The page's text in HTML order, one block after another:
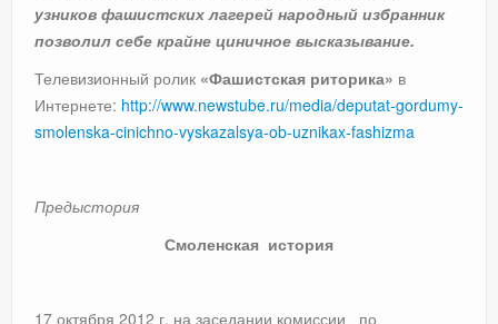
узников фашистских лагерей народный избранник
позволил себе крайне циничное высказывание.
Телевизионный ролик «Фашистская риторика» в
Интернете: http://www.newstube.ru/media/deputat-gordumy-
smolenska-cinichno-vyskazalsya-ob-uznikax-fashizma
Предыстория
Смоленская история
17 октября 2012 г. на заседании комиссии по